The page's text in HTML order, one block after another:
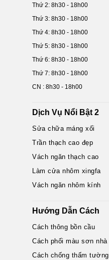
Thứ 2: 8h30 - 18h00
Thứ 3: 8h30 - 18h00
Thứ 4: 8h30 - 18h00
Thứ 5: 8h30 - 18h00
Thứ 6: 8h30 - 18h00
Thứ 7: 8h30 - 18h00
CN : 8h30 - 18h00
Dịch Vụ Nổi Bật 2
Sửa chữa máng xối
Trần thạch cao đẹp
Vách ngăn thạch cao
Làm cửa nhôm xingfa
Vách ngăn nhôm kính
Hướng Dẫn Cách
Cách thông bồn cầu
Cách phối màu sơn nhà
Cách chống thấm tường